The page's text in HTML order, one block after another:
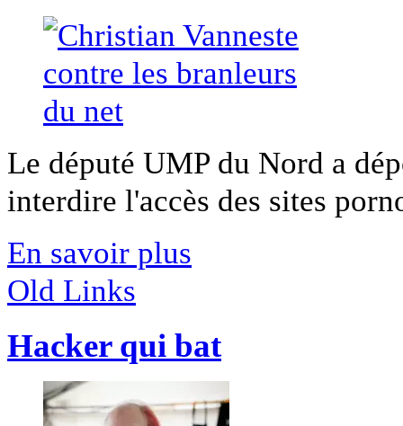
Le député UMP du Nord a
interdire l'accès des sites
En savoir plus
Old Links
Hacker qui bat